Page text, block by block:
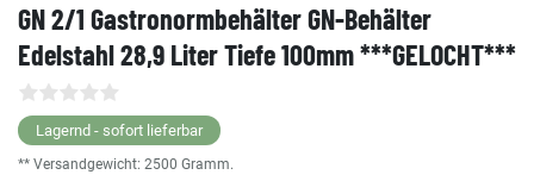
GN 2/1 Gastronormbehälter GN-Behälter
Edelstahl 28,9 Liter Tiefe 100mm ***GELOCHT***
Lagernd - sofort lieferbar
** Versandgewicht: 2500 Gramm.